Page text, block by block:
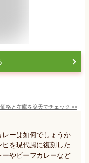
価格と在庫を楽天でチェック >>
レーは如何でしょうか
ピを現代風に復刻した
やビーフカレーなど